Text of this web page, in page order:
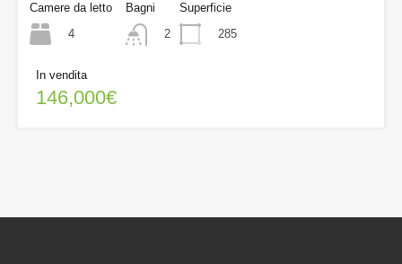
Camere da letto
4
Bagni
2
Superficie
285
In vendita
146,000€